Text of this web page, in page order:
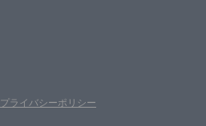
プライバシーポリシー